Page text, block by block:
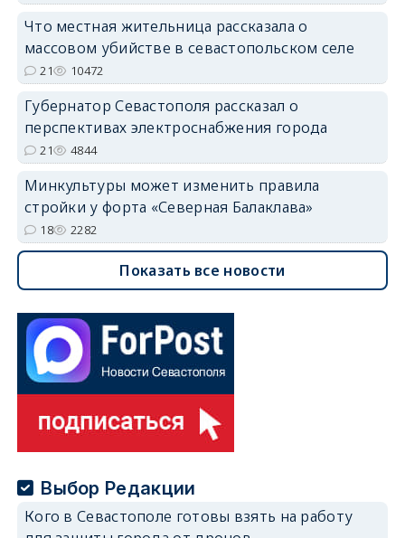
Что местная жительница рассказала о
массовом убийстве в севастопольском селе
21 10472
Губернатор Севастополя рассказал о
перспективах электроснабжения города
21 4844
Минкультуры может изменить правила
стройки у форта «Северная Балаклава»
18 2282
Показать все новости
Выбор Редакции
Кого в Севастополе готовы взять на работу